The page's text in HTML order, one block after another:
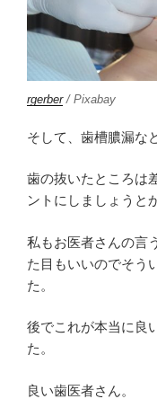
rgerber/ Pixabay
そして、歯槽膿漏な
歯の抜いたところは
ントにしましょうと
私もお医者さんの言
た目もいいのでそう
た。
後でこれが本当に良
た。
良い歯医者さん。